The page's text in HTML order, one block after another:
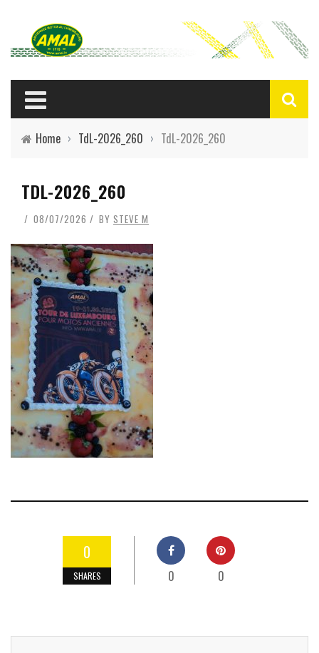
Home › TdL-2026_260 › TdL-2026_260
TDL-2026_260
08/07/2026 BY STEVE M
0
SHARES 0 0